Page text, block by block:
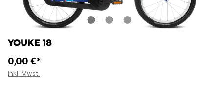
YOUKE 18
0,00 €*
inkl. Mwst.